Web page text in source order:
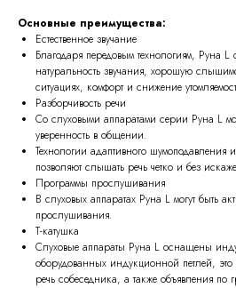
Основные преимущества:
Естественное звучание
Благодаря передовым технологиям, Руна L
натуральность звучания, хорошую
ситуациях, комфорт и снижение
Разборчивость речи
Со слуховыми аппаратами серии Руна L
уверенность в общении.
Технологии адаптивного шумоподавления
позволяют слышать речь четко и без
Программы прослушивания
В слуховых аппаратах Руна L могут быть
прослушивания.
Т-катушка
Слуховые аппараты Руна L оснащены
оборудованных индукционной петлей, это
речь собеседника, а также объявления по